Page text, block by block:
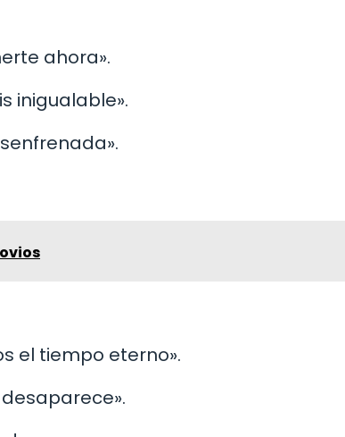
ahora».
inigualable».
el tiempo eterno».